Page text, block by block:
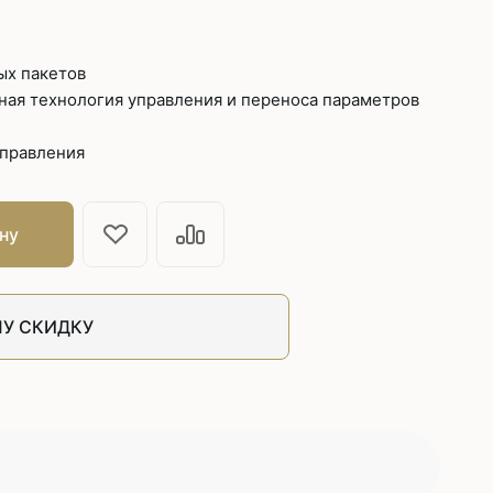
пакетов
технология управления и переноса параметров
СКИДКУ